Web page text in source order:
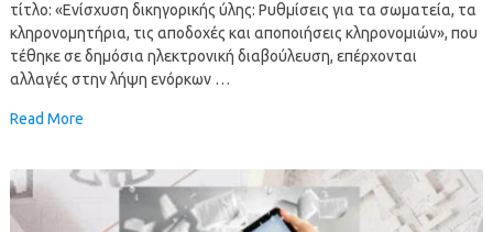
τίτλο: «Ενίσχυση δικηγορικής ύλης: Ρυθμίσεις για τα σωματεία, τα
κληρονομητήρια, τις αποδοχές και αποποιήσεις κληρονομιών», που
τέθηκε σε δημόσια ηλεκτρονική διαβούλευση, επέρχονται
αλλαγές στην λήψη ενόρκων …
Read More